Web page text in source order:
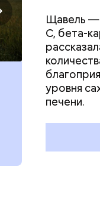
День
День
праздники
и мире 4
Щавель —
С, бета-
уровня
печени.